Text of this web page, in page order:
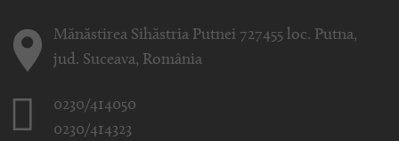
Mănăstirea Sihăstria Putnei 727455 loc. Putna,
jud. Suceava, România
0230/414050
0230/414323